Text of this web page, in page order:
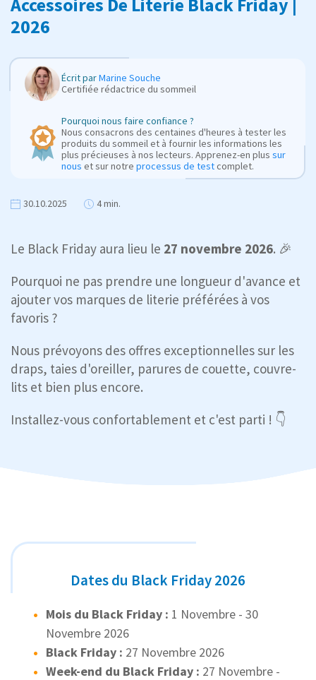
2026
Écrit parMarine Souche
Certifiée rédactrice du sommeil
Pourquoi nous faire confiance ?
Nous consacrons des centaines d'heures à tester les
produits du sommeil et à fournir les informations les
plus précieuses à nos lecteurs. Apprenez-en plus sur
nous et sur notre processus de testcomplet.
30.10.2025 4 min.
Le Black Friday aura lieu le 27 novembre 2026. 🎉
Pourquoi ne pas prendre une longueur d'avance et
ajouter vos marques de literie préférées à vos
favoris ?
Nous prévoyons des offres exceptionnelles sur les
draps, taies d'oreiller, parures de couette, couvre-
lits et bien plus encore.
Installez-vous confortablement et c'est parti ! 👇
Dates du Black Friday 2026
Mois du Black Friday : 1 Novembre - 30
Novembre 2026
Black Friday : 27 Novembre 2026
Week-end du Black Friday : 27 Novembre -